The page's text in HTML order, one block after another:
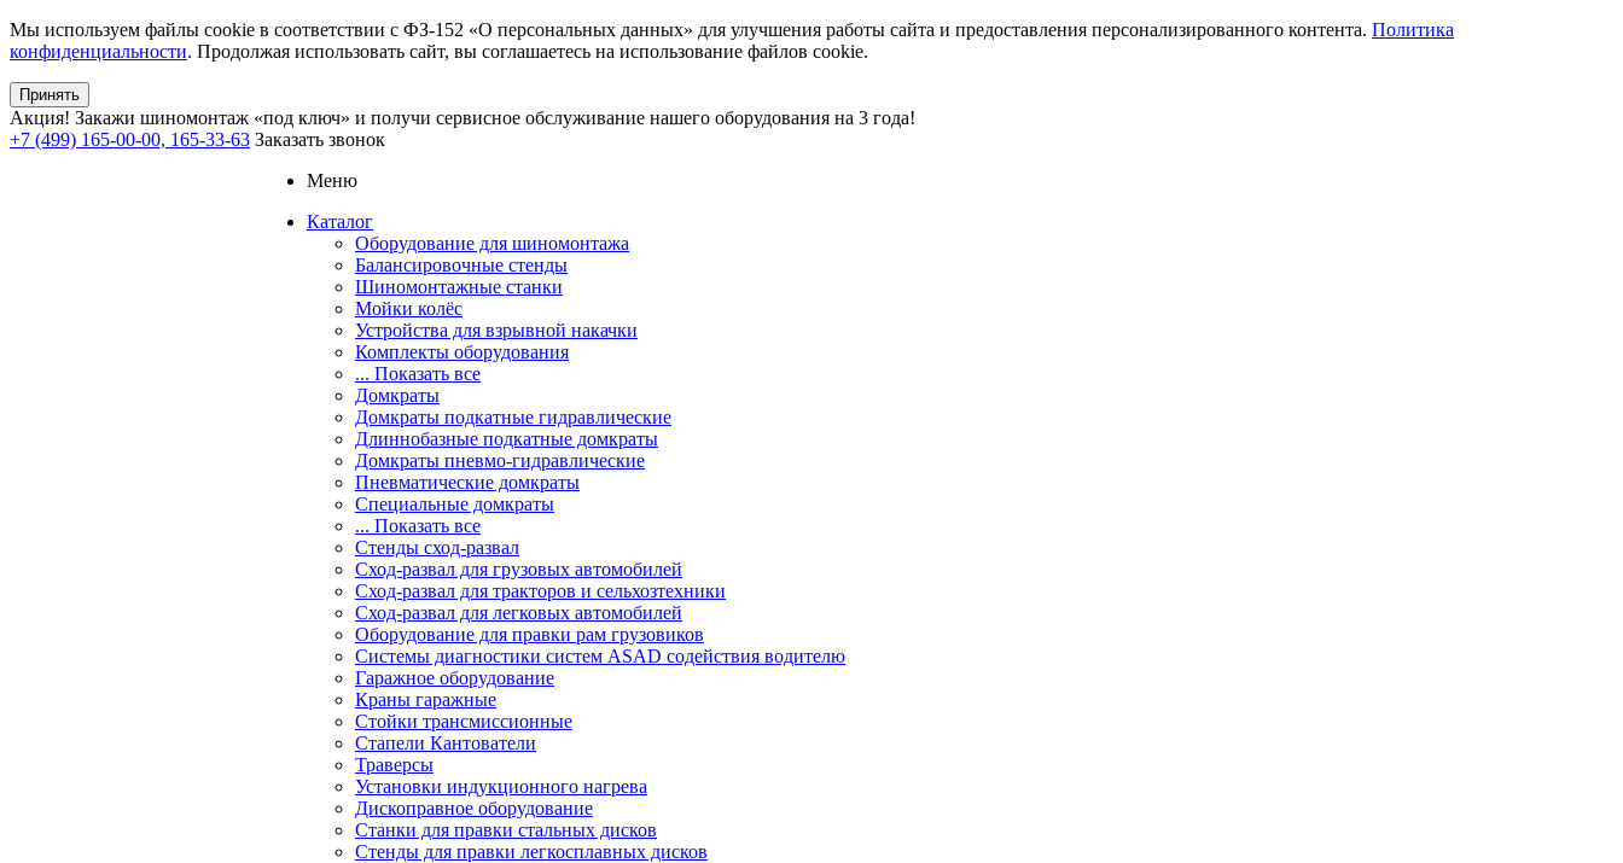
Мы используем файлы cookie в соответствии с ФЗ-152 «О персональных данных» для улучшения работы сайта и предоставления персонализированного контента. Политика
конфиденциальности. Продолжая использовать сайт, вы соглашаетесь на использование файлов cookie.
Принять
Акция! Закажи шиномонтаж «под ключ» и получи сервисное обслуживание нашего оборудования на 3 года!
+7 (499) 165-00-00, 165-33-63 Заказать звонок
Меню
Каталог
Оборудование для шиномонтажа
Балансировочные стенды
Шиномонтажные станки
Мойки колёс
Устройства для взрывной накачки
Комплекты оборудования
... Показать все
Домкраты
Домкраты подкатные гидравлические
Длиннобазные подкатные домкраты
Домкраты пневмо-гидравлические
Пневматические домкраты
Специальные домкраты
... Показать все
Стенды сход-развал
Сход-развал для грузовых автомобилей
Сход-развал для тракторов и сельхозтехники
Сход-развал для легковых автомобилей
Оборудование для правки рам грузовиков
Системы диагностики систем ASAD содействия водителю
Гаражное оборудование
Краны гаражные
Стойки трансмиссионные
Стапели Кантователи
Траверсы
Установки индукционного нагрева
Дископравное оборудование
Станки для правки стальных дисков
Стенды для правки легкосплавных дисков